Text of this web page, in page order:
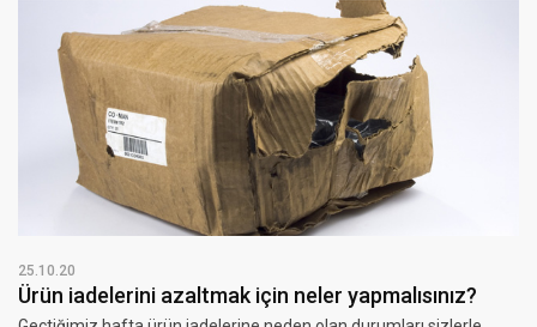
25.10.20
Ürün iadelerini azaltmak için neler yapmalısınız?